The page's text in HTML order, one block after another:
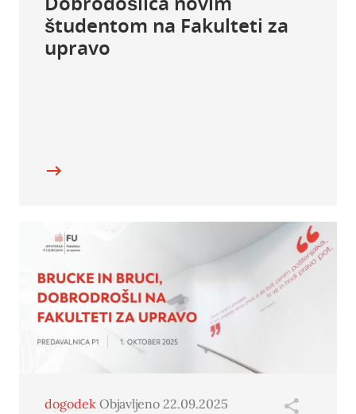
študentom na Fakulteti za
upravo
dogodek Objavljeno 22.09.2025